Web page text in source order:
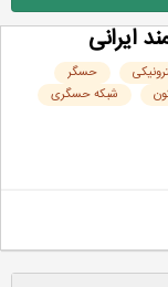
حسگر
شبکه حسگری